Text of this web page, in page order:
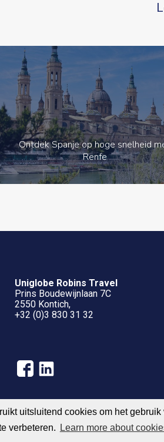
uitsluitend cookies om het
verbeteren.
Learn more about
Ontdek Spanje op hoge snelheid
Renfe
Uniglobe Robins Travel
Prins Boudewijnlaan 7C
2550 Kontich,
+32 (0)3 830 31 32
Algemene
© 2004 – 2026 UNIGLOBE Travel International